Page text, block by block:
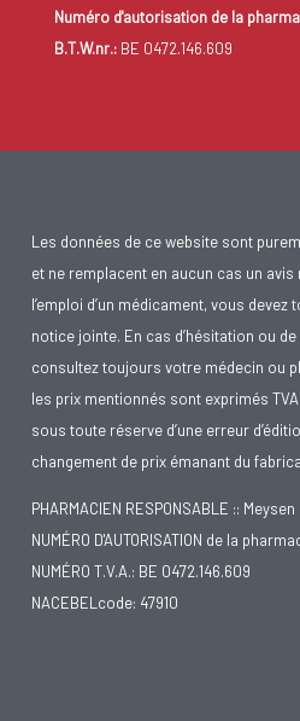
Numéro d'autorisation de la
B.T.W.nr.:BE 0472.146.609
Les données de ce website sont
et ne remplacent en aucun cas un
l’emploi d’un médicament, vous devez
notice jointe. En cas d’hésitation ou
consultez toujours votre médecin ou
les prix mentionnés sont exprimés
sous toute réserve d’une erreur
changement de prix émanant du
PHARMACIEN RESPONSABLE ::
NUMÉRO D'AUTORISATION de la
NUMÉRO T.V.A.: BE 0472.146.609
NACEBELcode: 47910